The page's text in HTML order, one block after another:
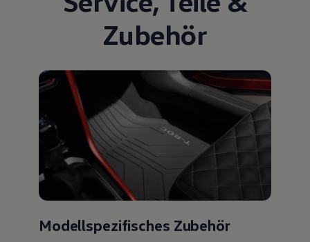
Zubehör
Modellspezifisches Zubehör